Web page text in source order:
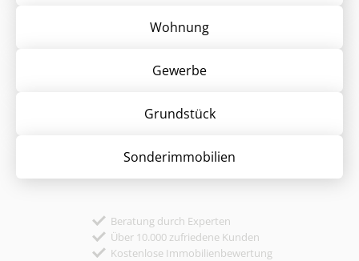
Wohnung
Gewerbe
Grund­stück
Sonder­immobilien
Beratung durch Experten
Über 10.000 zufriedene Kunden
Kostenlose Immobilienbewertung